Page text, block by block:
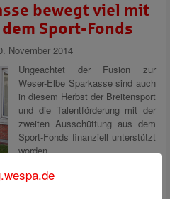
bewegt viel mit
Sport-Fonds
November 2014
Ungeachtet der Fusion zur
Weser-Elbe Sparkasse sind auch
in diesem Herbst der Breitensport
und die Talentförderung mit der
zweiten Ausschüttung aus dem
Sport-Fonds finanziell unterstützt
worden.
Cuxhaven vor über zehn